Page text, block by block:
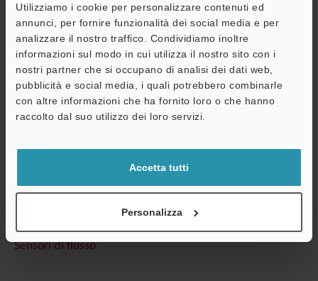
Utilizziamo i cookie per personalizzare contenuti ed
annunci, per fornire funzionalità dei social media e per
analizzare il nostro traffico. Condividiamo inoltre
informazioni sul modo in cui utilizza il nostro sito con i
nostri partner che si occupano di analisi dei dati web,
pubblicità e social media, i quali potrebbero combinarle
con altre informazioni che ha fornito loro o che hanno
raccolto dal suo utilizzo dei loro servizi.
Accetta tutti
Personalizza
Guide tecniche
Scheda tecnica (PDF)
CAD / CAE
Manuali
Chiedi dimostrazione
Unità di prova gratuita
Sensori di flusso